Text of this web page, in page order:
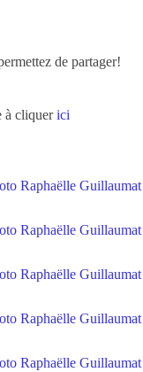
de partager!
à cliquerici